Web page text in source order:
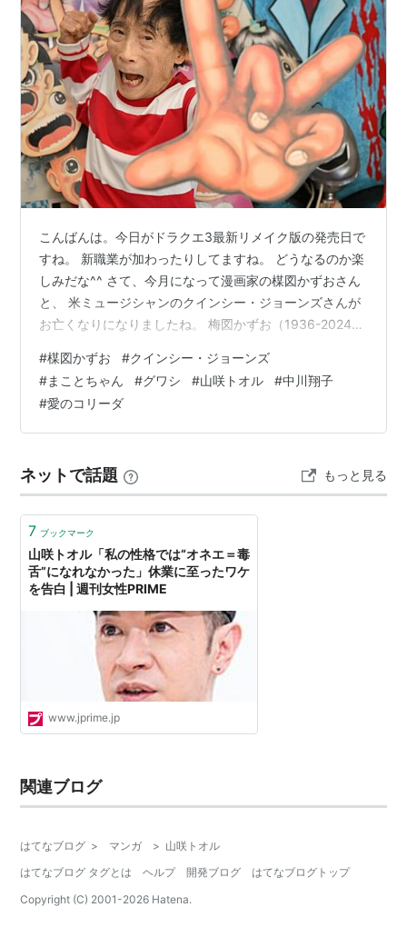
ィー番組『踊る！さんま御殿！！』に出演したことをき
っかけに、バラエティー番組へと積極的に進出。
今では漫画家の活躍よりも、タレントとしての知名度の
ほうが高いと思われる。
amazon:山咲トオル
著作
こんばんは。今日がドラクエ3最新リメイク版の発売日で
すね。 新職業が加わったりしてますね。 どうなるのか楽
しみだな^^ さて、今月になって漫画家の楳図かずおさん
と、 米ミュージシャンのクインシー・ジョーンズさんが
お亡くなりになりましたね。 梅図かずお（1936-2024）
#楳図かずお #クインシー・ジョーンズ
#まことちゃん #グワシ #山咲トオル #中川翔子
#愛のコリーダ
ネットで話題 もっと見る
7 ブックマーク
山咲トオル「私の性格では“オネエ＝毒
舌”になれなかった」休業に至ったワケ
を告白 | 週刊女性PRIME
www.jprime.jp
関連ブログ
はてなブログ > マンガ > 山咲トオル
はてなブログ タグとは
ヘルプ 開発ブログ
はてなブログトップ
Copyright (C) 2001-2026 Hatena.